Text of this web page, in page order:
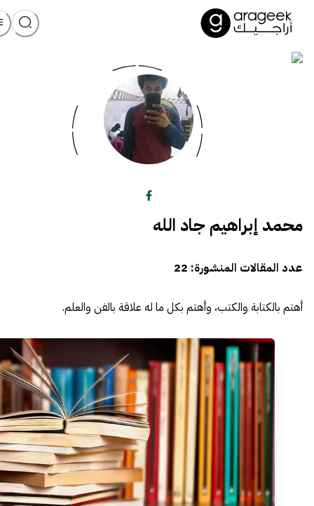
محمد إبراهيم جاد الله
عدد المقالات المنشورة: 22
أهتم بالكتابة والكتب، وأهتم بكل ما له علاقة بالفن والعلم.